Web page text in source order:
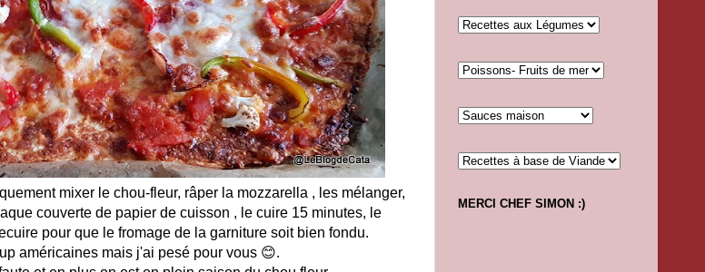
mixer le chou-fleur, râper la mozzarella , les mélanger,
couverte de papier de cuisson , le cuire 15 minutes, le
pour que le fromage de la garniture soit bien fondu.
américaines mais j'ai pesé pour vous 😊.
MERCI CHEF SIMON :)